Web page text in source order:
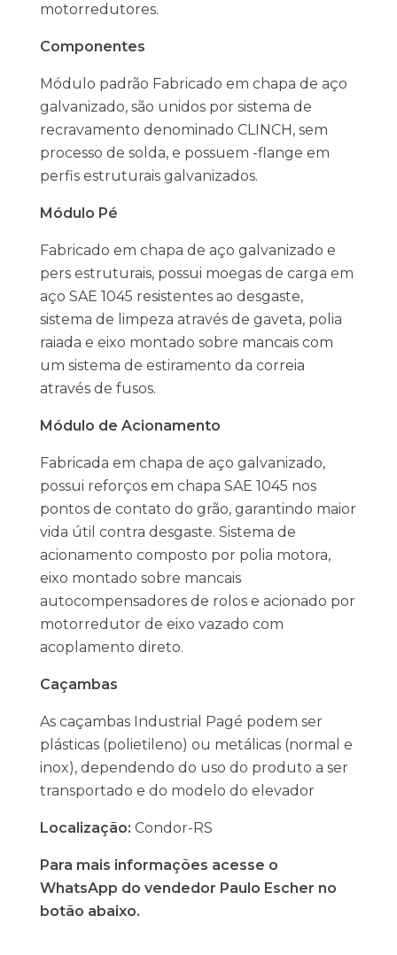
motorredutores.
Componentes
Módulo padrão Fabricado em chapa de aço
galvanizado, são unidos por sistema de
recravamento denominado CLINCH, sem
processo de solda, e possuem -flange em
perfis estruturais galvanizados.
Módulo Pé
Fabricado em chapa de aço galvanizado e
pers estruturais, possui moegas de carga em
aço SAE 1045 resistentes ao desgaste,
sistema de limpeza através de gaveta, polia
raiada e eixo montado sobre mancais com
um sistema de estiramento da correia
através de fusos.
Módulo de Acionamento
Fabricada em chapa de aço galvanizado,
possui reforços em chapa SAE 1045 nos
pontos de contato do grão, garantindo maior
vida útil contra desgaste. Sistema de
acionamento composto por polia motora,
eixo montado sobre mancais
autocompensadores de rolos e acionado por
motorredutor de eixo vazado com
acoplamento direto.
Caçambas
As caçambas Industrial Pagé podem ser
plásticas (polietileno) ou metálicas (normal e
inox), dependendo do uso do produto a ser
transportado e do modelo do elevador
Localização: Condor-RS
Para mais informações acesse o
WhatsApp do vendedor Paulo Escher no
botão abaixo.